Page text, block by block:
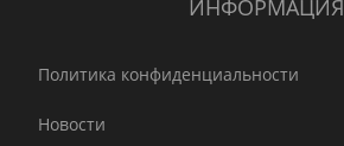
ИНФОРМАЦИЯ
Политика конфиденциальности
Новости